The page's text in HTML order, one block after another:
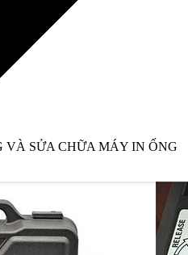
VÀ SỬA CHỮA MÁY IN ỐNG